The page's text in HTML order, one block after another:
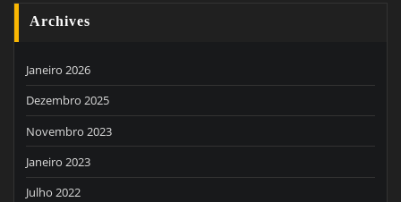
Archives
Janeiro 2026
Dezembro 2025
Novembro 2023
Janeiro 2023
Julho 2022